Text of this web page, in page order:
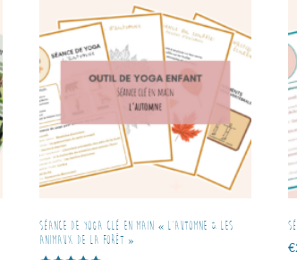
Séance de yoga clé en main « L’Automne & les
animaux de la forêt »
€